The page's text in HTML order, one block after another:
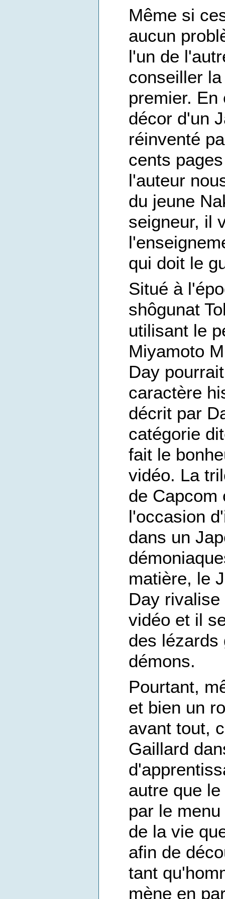
Même si
aucun
l'un de
conseiller
premier.
décor d'un
réinventé
cents
l'auteur
du jeune
seigneur, il
qui doit le
Situé à
shôgunat
utilisant le
Miyamoto
Day
caractère
décrit par
catégorie
fait le
vidéo. La
de Capcom
l'occasion
dans un
matière, le
Day
vidéo et il
des lézards
démons.
Pourtant,
et bien un
avant tout,
Gaillard
autre que
par le
de la vie
afin de
tant
mène en